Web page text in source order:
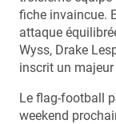
fiche invaincue.
attaque
Wyss, Drake
inscrit un
Le flag-football
weekend